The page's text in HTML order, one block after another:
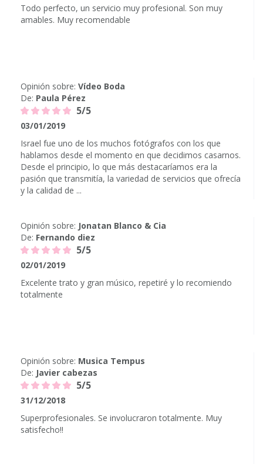
Todo perfecto, un servicio muy profesional. Son muy
amables. Muy recomendable
Opinión sobre: Vídeo Boda
De: Paula Pérez
5/5
03/01/2019
Israel fue uno de los muchos fotógrafos con los que
hablamos desde el momento en que decidimos casarnos.
Desde el principio, lo que más destacaríamos era la
pasión que transmitía, la variedad de servicios que ofrecía
y la calidad de ...
Opinión sobre: Jonatan Blanco & Cia
De: Fernando diez
5/5
02/01/2019
Excelente trato y gran músico, repetiré y lo recomiendo
totalmente
Opinión sobre: Musica Tempus
De: Javier cabezas
5/5
31/12/2018
Superprofesionales. Se involucraron totalmente. Muy
satisfecho!!